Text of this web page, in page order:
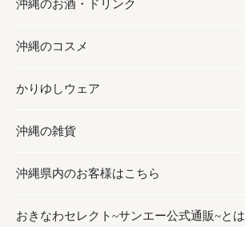
海産物
沖縄料理
沖縄そば／乾麺
レトルト食品
乾物／粉類
砂糖／黒砂糖
塩
お酢／ドレッシング
しょうゆ
みそ
だし／スパイス／島唐辛子
お菓子
黒糖
ちんすこう
伝統菓子
スナック
おつまみ
沖縄のお酒・ドリンク
お酒・ドリンク
泡盛
ビール・チューハイ
ワイン・ウィスキー・カクテル
ドリンク
沖縄のコスメ
コスメ
スキンケア
ボディケア
ヘアケア
かりゆしウェア
かりゆしウェア
メンズ
レディース
沖縄の雑貨
雑貨
沖縄ファッション
沖縄県内のお客様はこちら
おきなわセレクト~サンエー公式通販~とは